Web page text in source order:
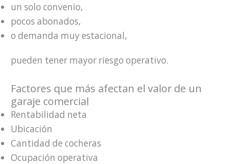
un solo convenio,
pocos abonados,
o demanda muy estacional,
pueden tener mayor riesgo operativo.
Factores que más afectan el valor de un
garaje comercial
Rentabilidad neta
Ubicación
Cantidad de cocheras
Ocupación operativa